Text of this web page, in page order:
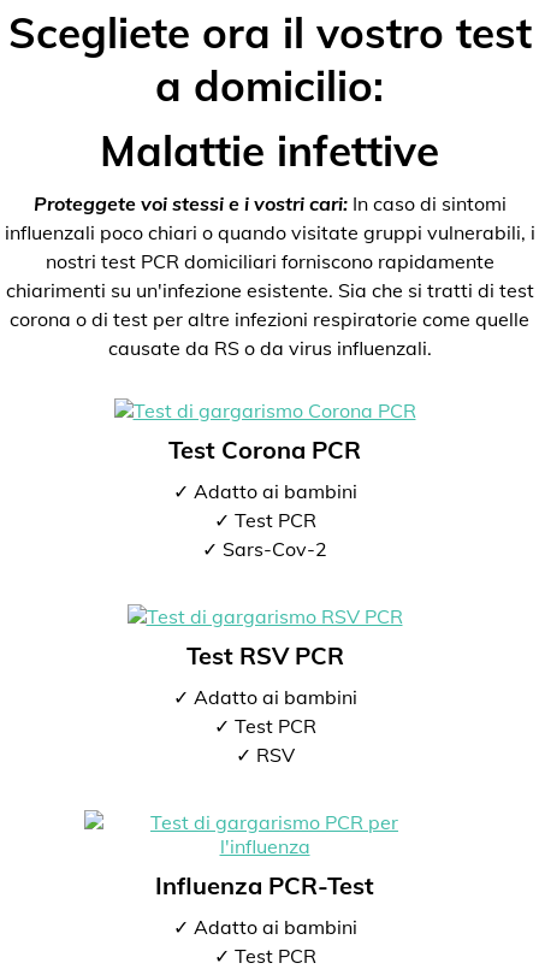
Scegliete ora il vostro test
a domicilio:
Malattie infettive
Proteggete voi stessi e i vostri cari:In caso di sintomi
influenzali poco chiari o quando visitate gruppi vulnerabili, i
nostri test PCR domiciliari forniscono rapidamente
chiarimenti su un'infezione esistente. Sia che si tratti di test
corona o di test per altre infezioni respiratorie come quelle
causate da RS o da virus influenzali.
Test Corona PCR
✓ Adatto ai bambini
✓ Test PCR
✓ Sars-Cov-2
Test RSV PCR
✓ Adatto ai bambini
✓ Test PCR
✓ RSV
Influenza PCR-Test
✓ Adatto ai bambini
✓ Test PCR